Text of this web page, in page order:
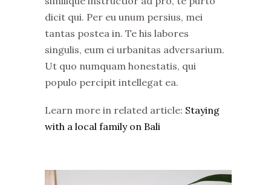
dicit qui. Per eu unum persius, mei
tantas postea in. Te his labores
singulis, eum ei urbanitas adversarium.
Ut quo numquam honestatis, qui
populo percipit intellegat ea.
Learn more in related article: Staying
with a local family on Bali